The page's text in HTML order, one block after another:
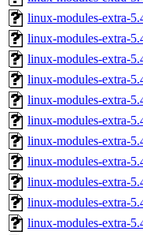
linux-modules-extra-
linux-modules-extra-
linux-modules-extra-
linux-modules-extra-
linux-modules-extra-
linux-modules-extra-
linux-modules-extra-
linux-modules-extra-
linux-modules-extra-
linux-modules-extra-
linux-modules-extra-